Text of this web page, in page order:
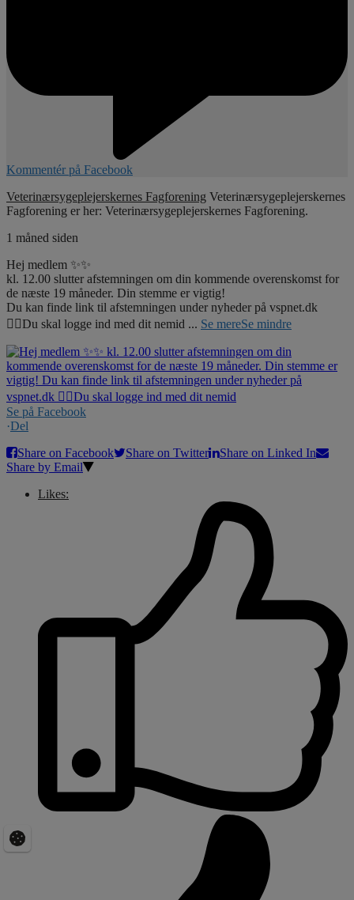
Kommentér på Facebook
Veterinærsygeplejerskernes Fagforening Veterinærsygeplejerskernes
Fagforening er her: Veterinærsygeplejerskernes Fagforening.
1 måned siden
Hej medlem ✨✨
kl. 12.00 slutter afstemningen om din kommende overenskomst for
de næste 19 måneder. Din stemme er vigtig!
Du kan finde link til afstemningen under nyheder på vspnet.dk
☝🏼Du skal logge ind med dit nemid ... Se mereSe mindre
Se på Facebook
·Del
Share on Facebook
Share on Twitter
Share on Linked In
Share by Email
Likes: